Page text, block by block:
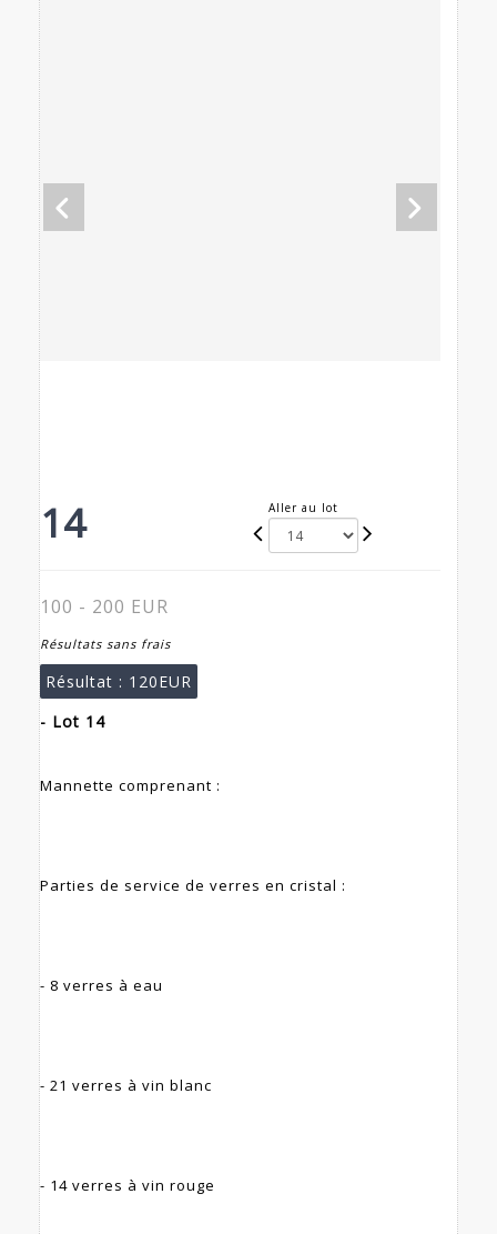
14 Aller au lot
100 - 200 EUR
Résultats sans frais
Résultat : 120EUR
- Lot 14
Mannette comprenant :
Parties de service de verres en cristal :
- 8 verres à eau
- 21 verres à vin blanc
- 14 verres à vin rouge